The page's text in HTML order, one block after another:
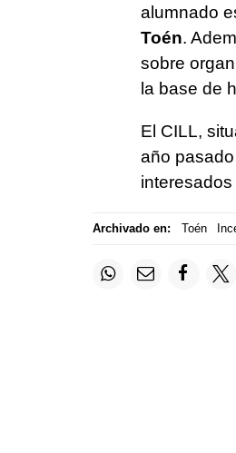
alumnado
Toén.
sobre
la base de
El CILL,
año
Archivado en: Toén